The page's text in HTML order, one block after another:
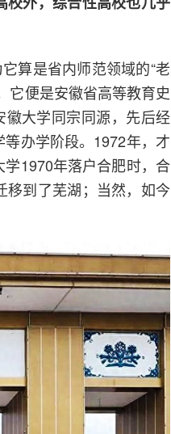
算是省内师范领域的“老
它便是安徽省高等教育史
徽大学同宗同源，先后经
办学阶段。1972年，才
1970年落户合肥时，合
移到了芜湖；当然，如今